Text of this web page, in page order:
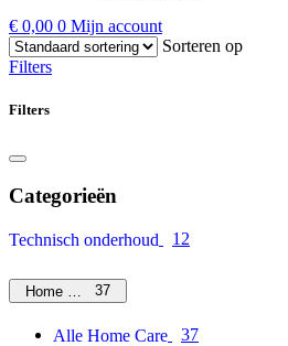
€ 0,00 0 Mijn account
Sorteren op
Filters
Filters
Categorieën
Technisch onderhoud 12
Home Care37
Alle Home Care
37